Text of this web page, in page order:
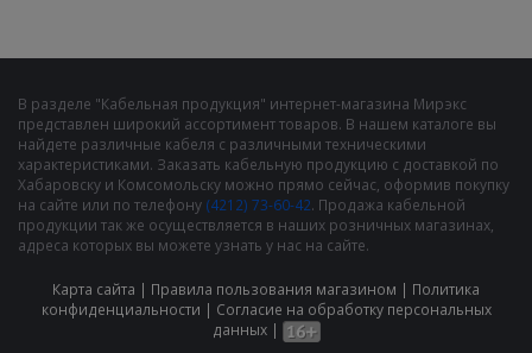
В разделе "Кабельная продукция" интернет-магазина Мирэкс
представлен широкий ассортимент товаров. В нашем каталоге вы
найдете различные кабеля с различными техническими
характеристиками. Заказать кабельную продукцию с доставкой по
Хабаровску и Комсомольску можно прямо сейчас, оформив покупку
на сайте или по телефону (4212) 73-60-42. Продажа кабельной
продукции так же осуществляется в наших розничных магазинах,
адреса которых вы можете узнать у нас на сайте.
Карта сайта | Правила пользования магазином | Политика
конфиденциальности | Cогласие на обработку персональных
данных|